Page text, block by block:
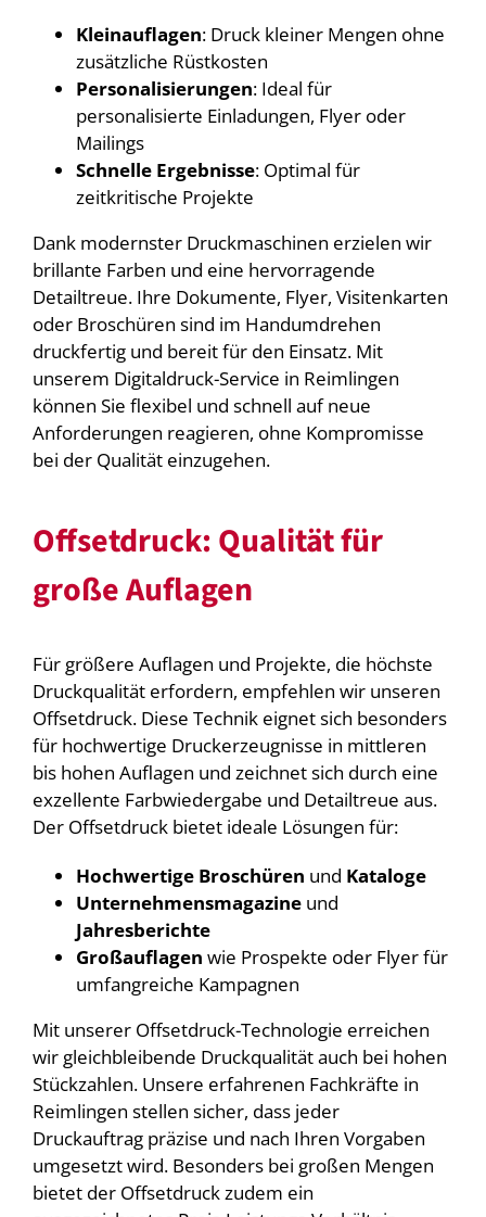
Kleinauflagen: Druck kleiner Mengen ohne
zusätzliche Rüstkosten
Personalisierungen: Ideal für
personalisierte Einladungen, Flyer oder
Mailings
Schnelle Ergebnisse: Optimal für
zeitkritische Projekte
Dank modernster Druckmaschinen erzielen wir
brillante Farben und eine hervorragende
Detailtreue. Ihre Dokumente, Flyer, Visitenkarten
oder Broschüren sind im Handumdrehen
druckfertig und bereit für den Einsatz. Mit
unserem Digitaldruck-Service in Reimlingen
können Sie flexibel und schnell auf neue
Anforderungen reagieren, ohne Kompromisse
bei der Qualität einzugehen.
Offsetdruck: Qualität für
große Auflagen
Für größere Auflagen und Projekte, die höchste
Druckqualität erfordern, empfehlen wir unseren
Offsetdruck. Diese Technik eignet sich besonders
für hochwertige Druckerzeugnisse in mittleren
bis hohen Auflagen und zeichnet sich durch eine
exzellente Farbwiedergabe und Detailtreue aus.
Der Offsetdruck bietet ideale Lösungen für:
Hochwertige Broschüren und Kataloge
Unternehmensmagazineund
Jahresberichte
Großauflagen wie Prospekte oder Flyer für
umfangreiche Kampagnen
Mit unserer Offsetdruck-Technologie erreichen
wir gleichbleibende Druckqualität auch bei hohen
Stückzahlen. Unsere erfahrenen Fachkräfte in
Reimlingen stellen sicher, dass jeder
Druckauftrag präzise und nach Ihren Vorgaben
umgesetzt wird. Besonders bei großen Mengen
bietet der Offsetdruck zudem ein